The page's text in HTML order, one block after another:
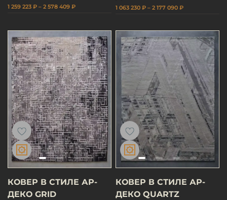
1 259 223 ₽ – 2 578 409 ₽ 1 063 230 ₽ – 2 177 090 ₽
КОВЕР В СТИЛЕ АР-
ДЕКО GRID
КОВЕР В СТИЛЕ АР-
ДЕКО QUARTZ